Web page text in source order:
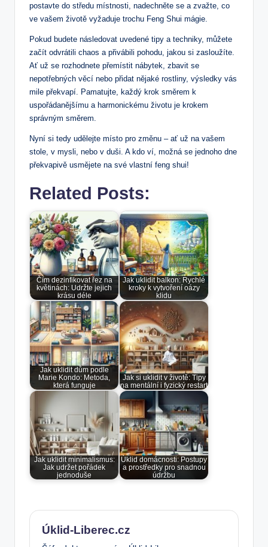
postavte do středu místnosti, nadechněte se a zvažte, co
ve vašem životě vyžaduje trochu Feng Shui mágie.
Pokud budete následovat uvedené tipy a techniky, můžete
začít odvrátili chaos a přivábili pohodu, jakou si zasloužíte.
Ať už se rozhodnete přemístit nábytek, zbavit se
nepotřebných věcí nebo přidat nějaké rostliny, výsledky vás
mile překvapí. Pamatujte, každý krok směrem k
uspořádanějšímu a harmonickému životu je krokem
správným směrem.
Nyní si tedy udělejte místo pro změnu – ať už na vašem
stole, v mysli, nebo v duši. A kdo ví, možná se jednoho dne
překvapivě usmějete na své vlastní feng shui!
Related Posts:
Čím dezinfikovat řez na
květinách: Udržte jejich
krásu déle
Jak uklidit balkon: Rychlé
kroky k vytvoření oázy
klidu
Jak uklidit dům podle
Marie Kondo: Metoda,
která funguje
Jak si uklidit v životě: Tipy
na mentální i fyzický restart
Jak uklidit minimalismus:
Jak udržet pořádek
jednoduše
Úklid domácnosti: Postupy
a prostředky pro snadnou
údržbu
Úklid-Liberec.cz